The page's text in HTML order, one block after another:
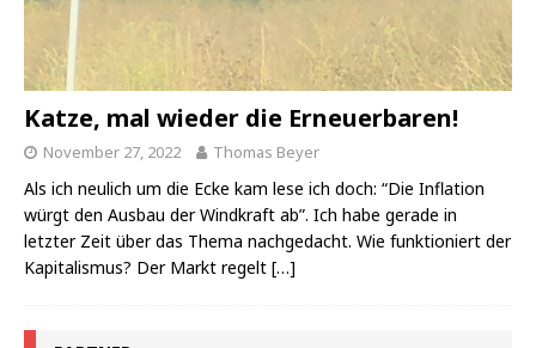
Katze, mal wieder die Erneuerbaren!
November 27, 2022 Thomas Beyer
Als ich neulich um die Ecke kam lese ich doch: “Die Inflation
würgt den Ausbau der Windkraft ab”. Ich habe gerade in
letzter Zeit über das Thema nachgedacht. Wie funktioniert der
Kapitalismus? Der Markt regelt […]